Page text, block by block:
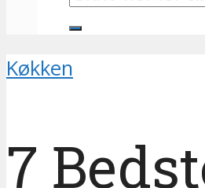
Køkken
7